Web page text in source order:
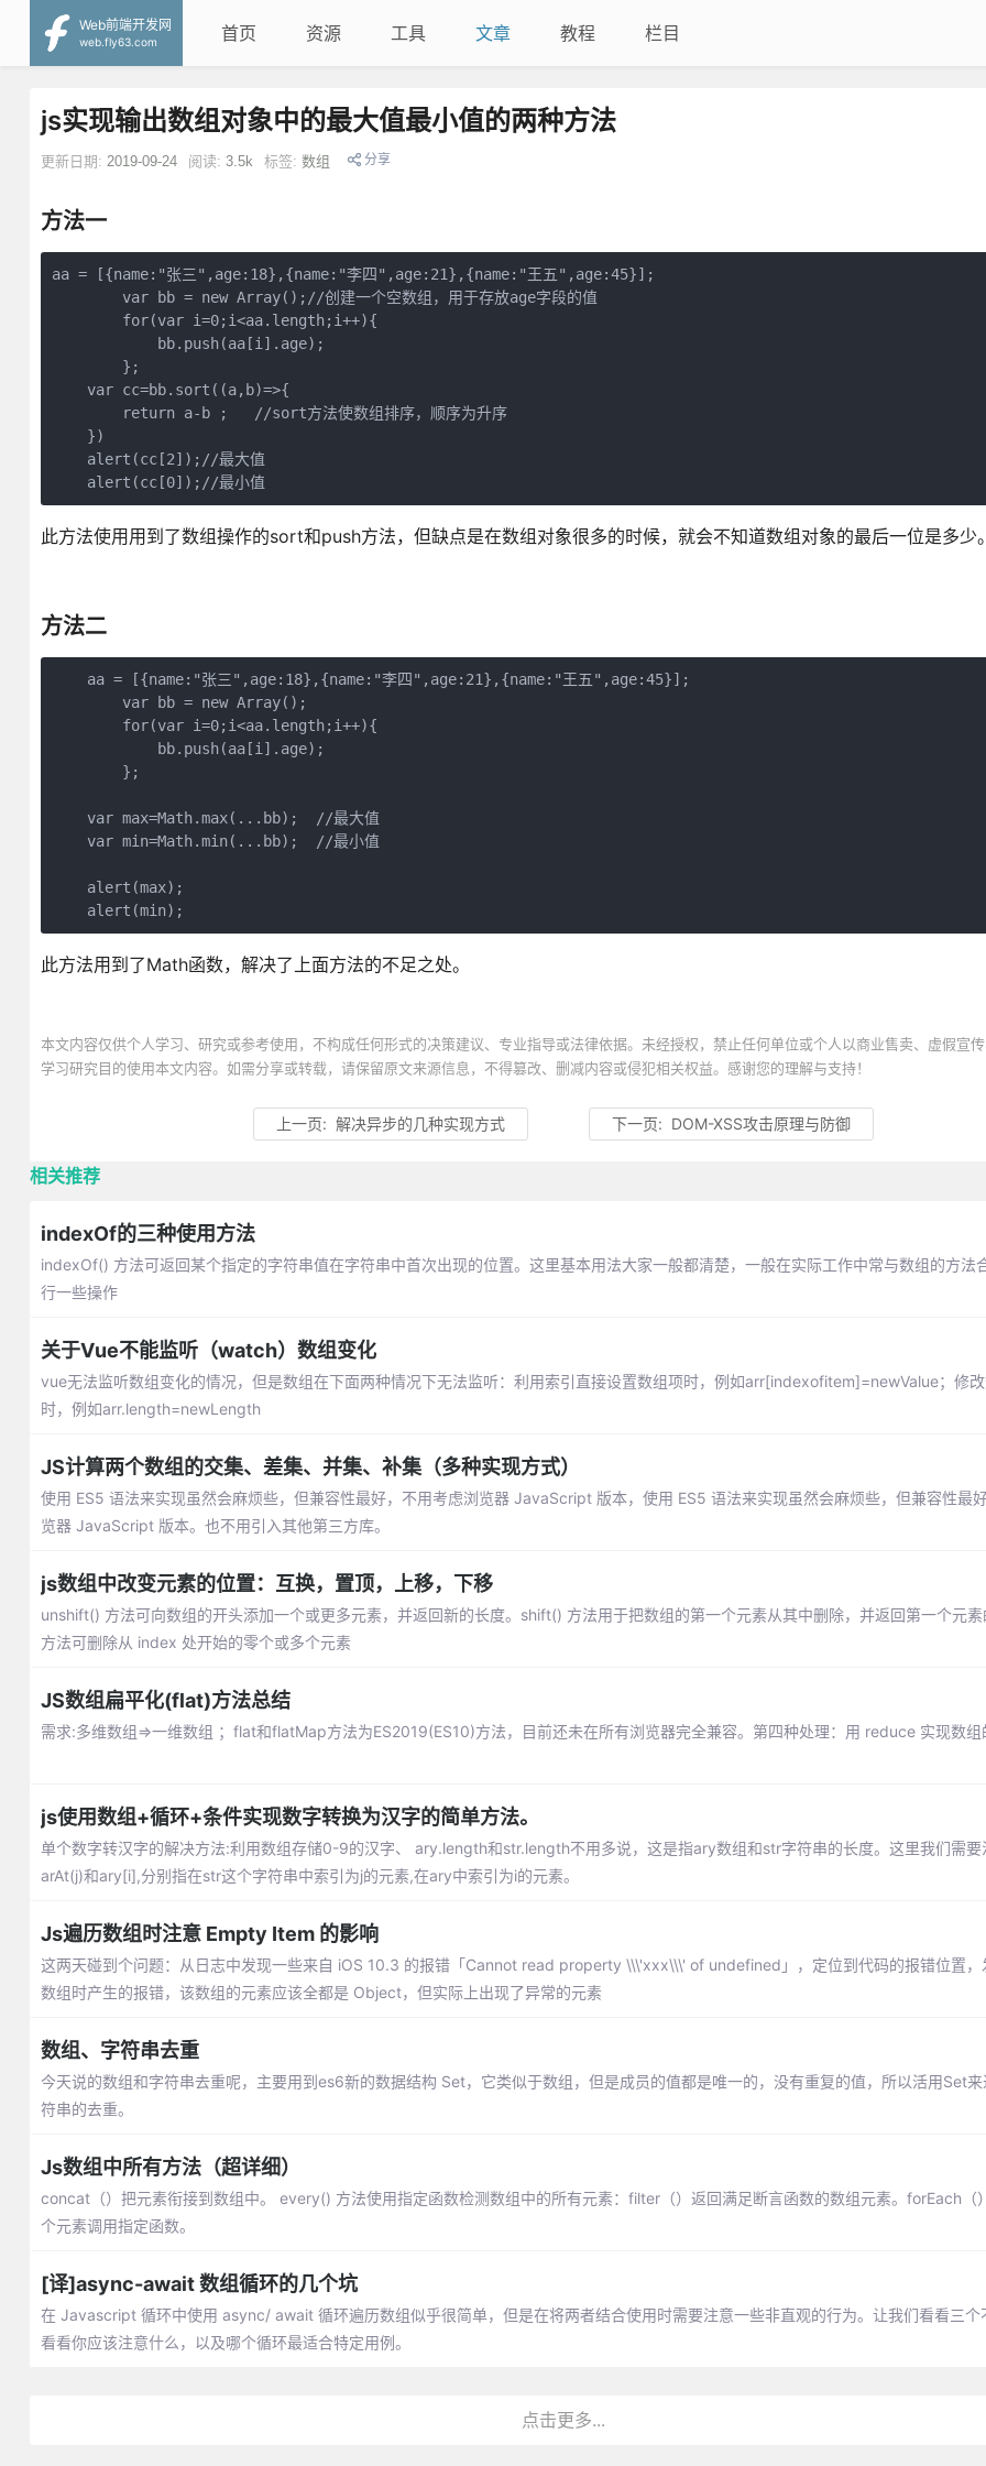
Web前端开发网
web.fly63.com
首页 资源 工具 文章 教程 栏目
js实现输出数组对象中的最大值最小值的两种方法
更新日期: 2019-09-24 阅读: 3.5k 标签: 数组 分享
方法一
aa = [{name:"张三",age:18},{name:"李四",age:21},{name:"王五",age:45}];
    var cc=bb.sort((a,b)=>{
        return a-b ;   //sort方法使数组排序，顺序为升序
    })
    alert(cc[2]);//最大值
此方法使用用到了数组操作的sort和push方法，但缺点是在数组对象很多的时候，就会不知道数组对象的最后一位是多少
方法二
    aa = [{name:"张三",age:18},{name:"李四",age:21},{name:"王五",age:45}];
    var max=Math.max(...bb);  //最大值
    var min=Math.min(...bb);  //最小值
    alert(max);
此方法用到了Math函数，解决了上面方法的不足之处。
本文内容仅供个人学习、研究或参考使用，不构成任何形式的决策建议、专业指导或法律依据。未经授权，禁止任何单位或个人以商业售卖、虚假宣
学习研究目的使用本文内容。如需分享或转载，请保留原文来源信息，不得篡改、删减内容或侵犯相关权益。感谢您的理解与支持！
上一页: 解决异步的几种实现方式 下一页: DOM-XSS攻击原理与防御
相关推荐
indexOf的三种使用方法
indexOf() 方法可返回某个指定的字符串值在字符串中首次出现的位置。这里基本用法大家一般都清楚，一般在实际工作中常与数组的方法
行一些操作
关于Vue不能监听（watch）数组变化
vue无法监听数组变化的情况，但是数组在下面两种情况下无法监听：利用索引直接设置数组项时，例如arr[indexofitem]=newValue；修
时，例如arr.length=newLength
JS计算两个数组的交集、差集、并集、补集（多种实现方式）
使用 ES5 语法来实现虽然会麻烦些，但兼容性最好，不用考虑浏览器 JavaScript 版本，使用 ES5 语法来实现虽然会麻烦些，但兼容性最
览器 JavaScript 版本。也不用引入其他第三方库。
js数组中改变元素的位置：互换，置顶，上移，下移
unshift() 方法可向数组的开头添加一个或更多元素，并返回新的长度。shift() 方法用于把数组的第一个元素从其中删除，并返回第一个元
方法可删除从 index 处开始的零个或多个元素
JS数组扁平化(flat)方法总结
需求:多维数组=>一维数组 ；flat和flatMap方法为ES2019(ES10)方法，目前还未在所有浏览器完全兼容。第四种处理：用 reduce 实现数
js使用数组+循环+条件实现数字转换为汉字的简单方法。
单个数字转汉字的解决方法:利用数组存储0-9的汉字、 ary.length和str.length不用多说，这是指ary数组和str字符串的长度。这里我们需
arAt(j)和ary[i],分别指在str这个字符串中索引为j的元素,在ary中索引为i的元素。
Js遍历数组时注意 Empty Item 的影响
这两天碰到个问题：从日志中发现一些来自 iOS 10.3 的报错「Cannot read property \\\'xxx\\\' of undefined」，定位到代码的报错位置，
数组时产生的报错，该数组的元素应该全都是 Object，但实际上出现了异常的元素
数组、字符串去重
今天说的数组和字符串去重呢，主要用到es6新的数据结构 Set，它类似于数组，但是成员的值都是唯一的，没有重复的值，所以活用Set
符串的去重。
Js数组中所有方法（超详细）
concat（）把元素衔接到数组中。 every() 方法使用指定函数检测数组中的所有元素：filter（）返回满足断言函数的数组元素。forEach（
个元素调用指定函数。
[译]async-await 数组循环的几个坑
在 Javascript 循环中使用 async/ await 循环遍历数组似乎很简单，但是在将两者结合使用时需要注意一些非直观的行为。让我们看看三个
看看你应该注意什么，以及哪个循环最适合特定用例。
点击更多...